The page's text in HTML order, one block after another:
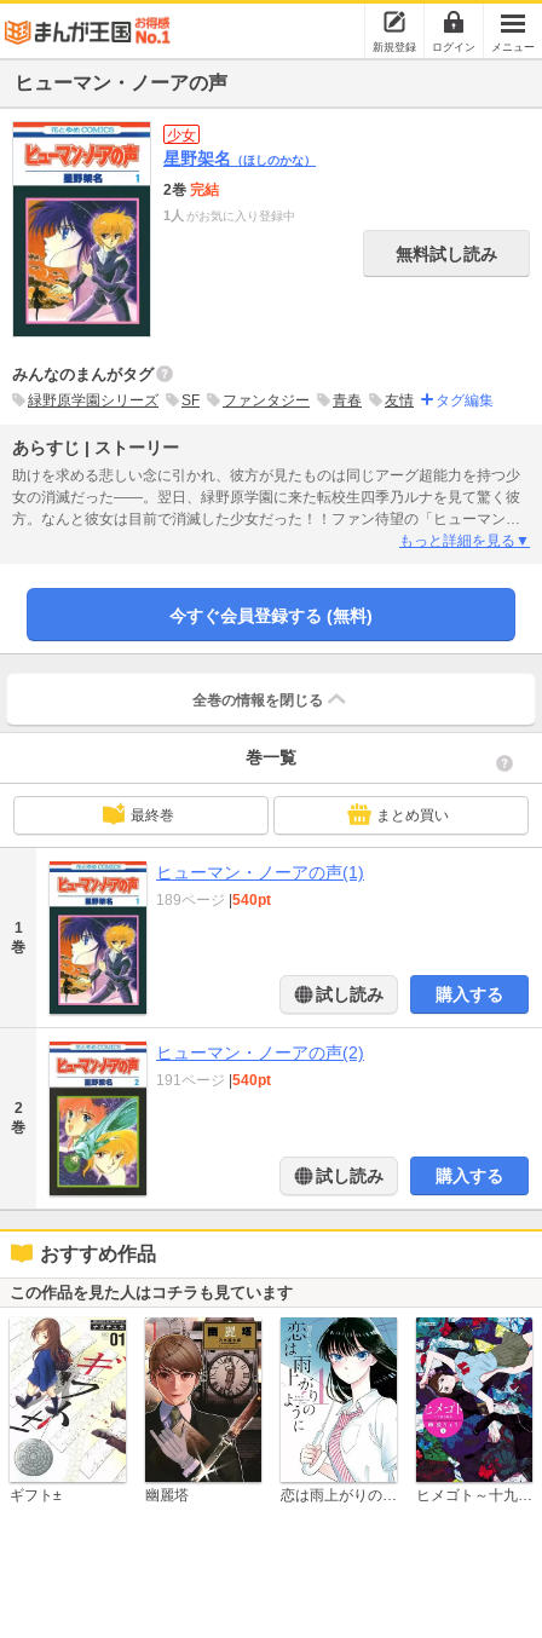
新規登録 ログイン メニュー
ヒューマン・ノーアの声
少女
星野架名 （ほしのかな）
2巻 完結
1人 がお気に入り登録中
無料試し読み
みんなのまんがタグ
緑野原学園シリーズ SF ファンタジー 青春 友情 タグ編集
あらすじ | ストーリー
助けを求める悲しい念に引かれ、彼方が見たものは同じアーグ超能力を持つ少
女の消滅だった――。翌日、緑野原学園に来た転校生四季乃ルナを見て驚く彼
方。なんと彼女は目前で消滅した少女だった！！ファン待望の「ヒューマン・
もっと詳細を見る▼
今すぐ会員登録する (無料)
全巻の情報を 閉じる
巻一覧
最終巻 まとめ買い
1
巻
ヒューマン・ノーアの声(1)
189ページ 540pt
試し読み 購入する
2
巻
ヒューマン・ノーアの声(2)
191ページ 540pt
試し読み 購入する
おすすめ作品
この作品を見た人はコチラも見ています
ギフト± 幽麗塔 恋は雨上がりのように ヒメゴト～十九歳の制服～